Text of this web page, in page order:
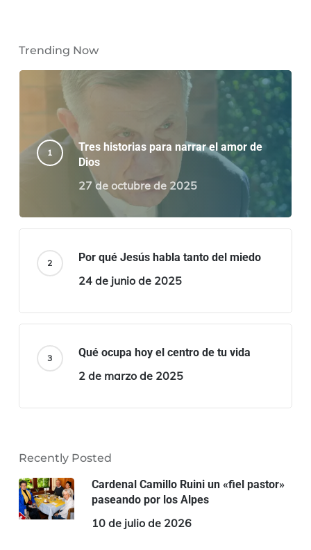
Trending Now
Tres historias para narrar el amor de
Dios
27 de octubre de 2025
Por qué Jesús habla tanto del miedo
24 de junio de 2025
Qué ocupa hoy el centro de tu vida
2 de marzo de 2025
Recently Posted
Cardenal Camillo Ruini un «fiel pastor»
paseando por los Alpes
10 de julio de 2026